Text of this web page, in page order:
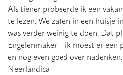
Als tiener probeerde ik een
te lezen. We zaten in een huisje
was verder weinig te doen. Dat
Engelenmaker – ik moest er een
en nog even goed over
Neerlandica